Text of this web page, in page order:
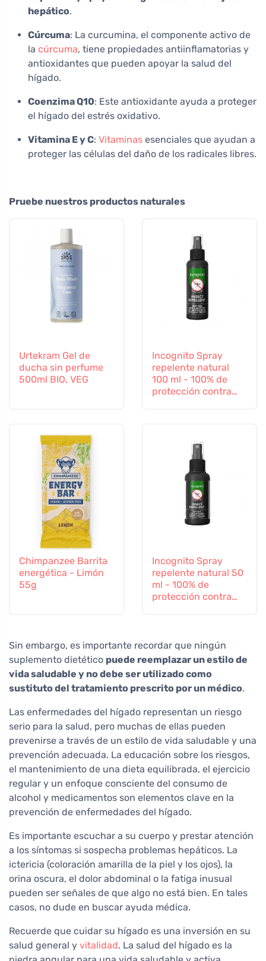
hepático.
Cúrcuma: La curcumina, el componente activo de
la cúrcuma, tiene propiedades antiinflamatorias y
antioxidantes que pueden apoyar la salud del
hígado.
Coenzima Q10: Este antioxidante ayuda a proteger
el hígado del estrés oxidativo.
Vitamina E y C: Vitaminas esenciales que ayudan a
proteger las células del daño de los radicales libres.
Pruebe nuestros productos naturales
Urtekram Gel de
ducha sin perfume
500ml BIO, VEG
Incognito Spray
repelente natural
100 ml - 100% de
protección contra
Chimpanzee Barrita
energética - Limón
55g
Incognito Spray
repelente natural 50
ml - 100% de
protección contra
Sin embargo, es importante recordar que ningún
suplemento dietético puede reemplazar un estilo de
vida saludable y no debe ser utilizado como
sustituto del tratamiento prescrito por un médico.
Las enfermedades del hígado representan un riesgo
serio para la salud, pero muchas de ellas pueden
prevenirse a través de un estilo de vida saludable y una
prevención adecuada. La educación sobre los riesgos,
el mantenimiento de una dieta equilibrada, el ejercicio
regular y un enfoque consciente del consumo de
alcohol y medicamentos son elementos clave en la
prevención de enfermedades del hígado.
Es importante escuchar a su cuerpo y prestar atención
a los síntomas si sospecha problemas hepáticos. La
ictericia (coloración amarilla de la piel y los ojos), la
orina oscura, el dolor abdominal o la fatiga inusual
pueden ser señales de que algo no está bien. En tales
casos, no dude en buscar ayuda médica.
Recuerde que cuidar su hígado es una inversión en su
salud general y vitalidad. La salud del hígado es la